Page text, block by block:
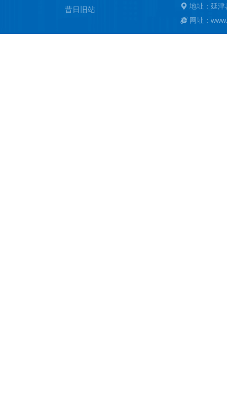
昔日旧站
地址：延
网址：